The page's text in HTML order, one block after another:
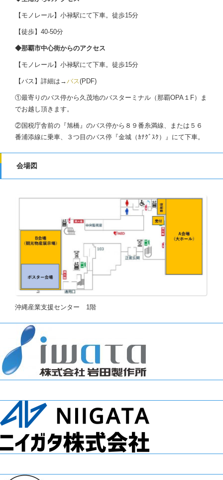
【モノレール】 小禄駅にて下車。徒歩15分
【徒歩】40-50分
◆那覇市中心街からのアクセス
【モノレール】小禄駅にて下車。徒歩15分
【バス】詳細は→バス(PDF)
①最寄りのバス停から久茂地のバスターミナル（那覇OPA１F）ま
でお越し頂きます。
②国税庁舎前の『旭橋』のバス停から８９番糸満線、または５６
番浦添線に乗車、３つ目のバス停『金城（ｶﾅｸﾞｽｸ）』にて下車。
会場図
沖縄産業支援センター 1階